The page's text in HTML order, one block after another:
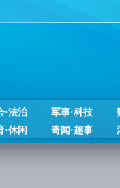
·法治 军事·科技
·休闲 奇闻·趣事